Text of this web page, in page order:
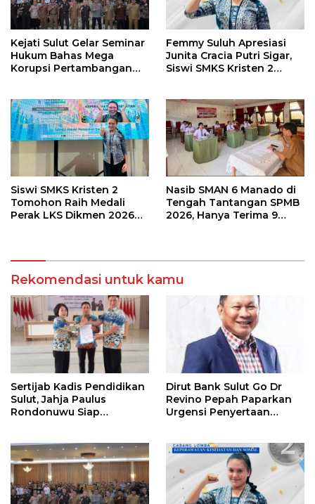
Kejati Sulut Gelar Seminar
Hukum Bahas Mega
Korupsi Pertambangan
Femmy Suluh Apresiasi
Junita Cracia Putri Sigar,
Siswi SMKS Kristen 2
Nasional 2026
Siswi SMKS Kristen 2
Tomohon Raih Medali
Perak LKS Dikmen 2026
Nasib SMAN 6 Manado di
Tengah Tantangan SPMB
2026, Hanya Terima 9
Rekomendasi untuk kamu
Sertijab Kadis Pendidikan
Sulut, Jahja Paulus
Rondonuwu Siap
Dirut Bank Sulut Go Dr
Revino Pepah Paparkan
Urgensi Penyertaan